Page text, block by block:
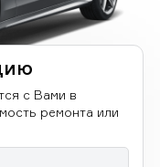
с Вами в
ремонта или